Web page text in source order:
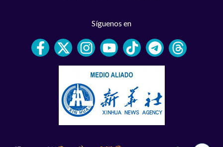
Síguenos en